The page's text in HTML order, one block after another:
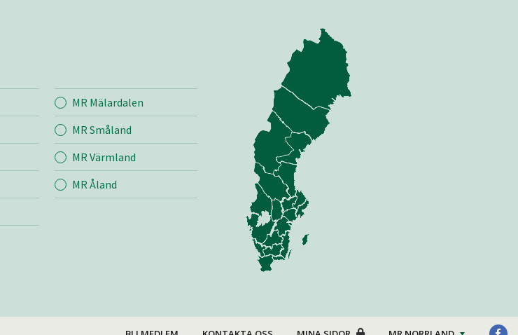
Entreprenad
Mina sidor
Snö & Sand
Bemanning
Bygg & Anläggning
Jord
MR Mälardalen
MR Småland
MR Värmland
MR Åland